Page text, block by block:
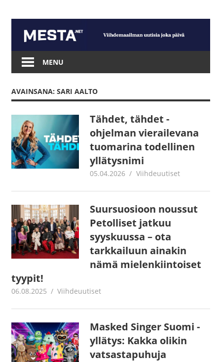
content
Mesta.net
MENU
AVAINSANA: SARI AALTO
Tähdet, tähdet -
ohjelman vierailevana
tuomarina todellinen
yllätysnimi
05.04.2026 Juha Kaunisto
Viihdeuutiset
Suursuosioon noussut
Petolliset jatkuu
syyskuussa – ota
tarkkailuun ainakin
nämä mielenkiintoiset
tyypit!
06.08.2025 Juha Kaunisto
Viihdeuutiset
Masked Singer Suomi -
yllätys: Kakka olikin
vatsastapuhuja